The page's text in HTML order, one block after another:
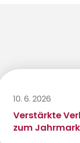
10. 6. 2026
Verstärkte
zum